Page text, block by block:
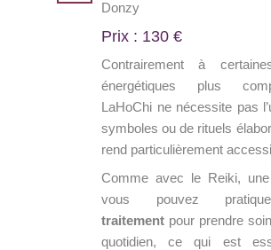
Donzy
Prix : 130 €
Contrairement à
énergétiques plus
LaHoChi ne nécessite pas
symboles ou de rituels
rend particulièrement
Comme avec le Reiki,
vous pouvez
traitement pour prendre
quotidien, ce qui est